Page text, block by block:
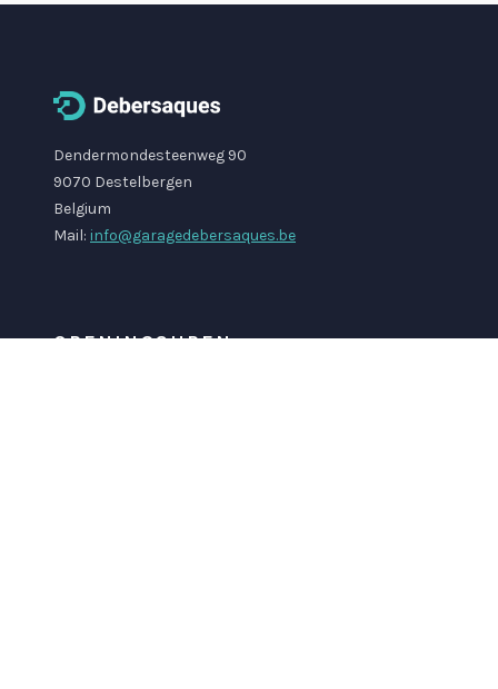
Dendermondesteenweg 90
9070 Destelbergen
Belgium
Mail: info@garagedebersaques.be
OPENINGSUREN